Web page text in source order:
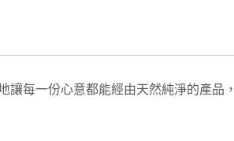
讓每一份心意都能經由天然純淨的產